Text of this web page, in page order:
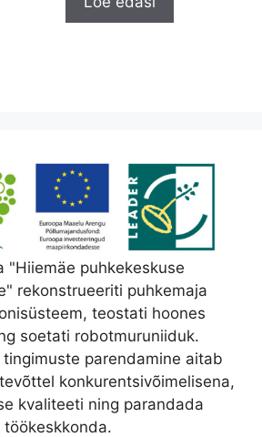
"Hiiemäe puhkekeskuse
rekonstrueeriti puhkemaja
teostati hoones
soetati robotmuruniiduk.
tingimuste parendamine aitab
konkurentsivõimelisena,
kvaliteeti ning parandada
töökeskkonda.